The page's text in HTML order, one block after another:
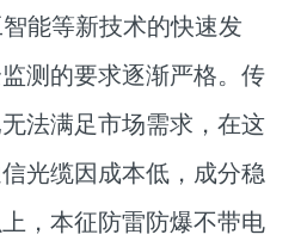
能等新技术的快速发
测的要求逐渐严格。传
法满足市场需求，在这
光缆因成本低，成分稳
，本征防雷防爆不带电